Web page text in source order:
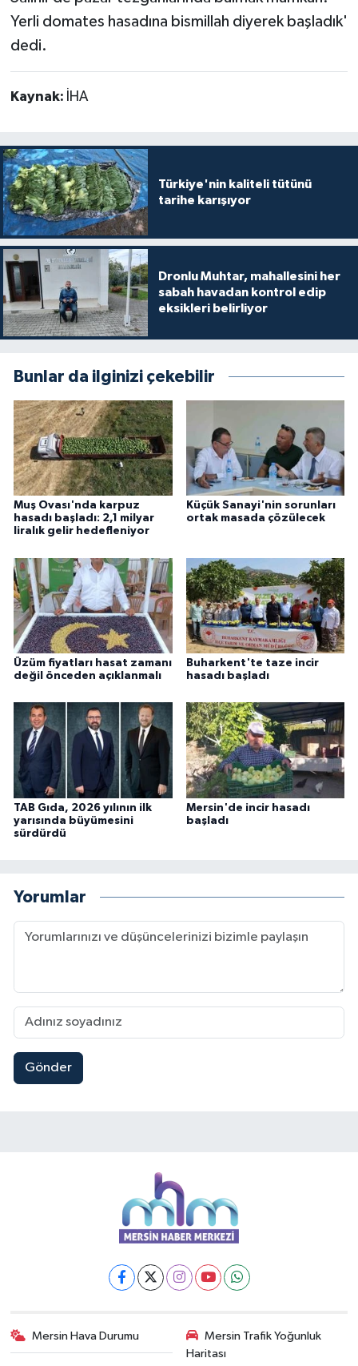
Yerli domates hasadına bismillah diyerek başladık'
dedi.
Kaynak: İHA
Türkiye'nin kaliteli tütünü
tarihe karışıyor
Dronlu Muhtar, mahallesini her
sabah havadan kontrol edip
eksikleri belirliyor
Bunlar da ilginizi çekebilir
Muş Ovası'nda karpuz
hasadı başladı: 2,1 milyar
liralık gelir hedefleniyor
Küçük Sanayi'nin sorunları
ortak masada çözülecek
Üzüm fiyatları hasat zamanı
değil önceden açıklanmalı
Buharkent'te taze incir
hasadı başladı
TAB Gıda, 2026 yılının ilk
yarısında büyümesini
sürdürdü
Mersin'de incir hasadı
başladı
Yorumlar
Gönder
Mersin Hava Durumu
Mersin Trafik Yoğunluk
Haritası